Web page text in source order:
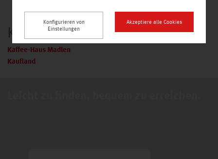
K
Kaffee-Haus Madlen
Kaufland
Konfigurieren von
Einstellungen
Akzeptiere alle Cookies